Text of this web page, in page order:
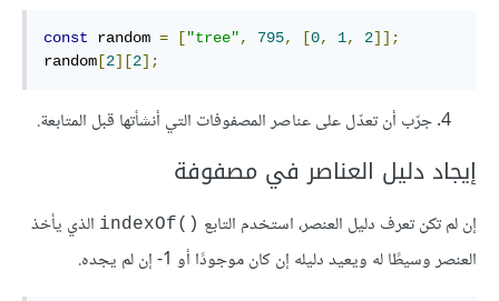
const random = ["tree", 795, [0, 1, 2]];
random [2][2];
جرّب أن تعدّل على عناصر المصفوفات التي أنشأتها قبل المتابعة.
إيجاد دليل العناصر في مصفوفة
إن لم تكن تعرف دليل العنصر، استخدم التابع ()indexOf
الذي يأخذ
العنصر وسيطًا له ويعيد دليله إن كان موجودًا أو 1- إن لم يجده.